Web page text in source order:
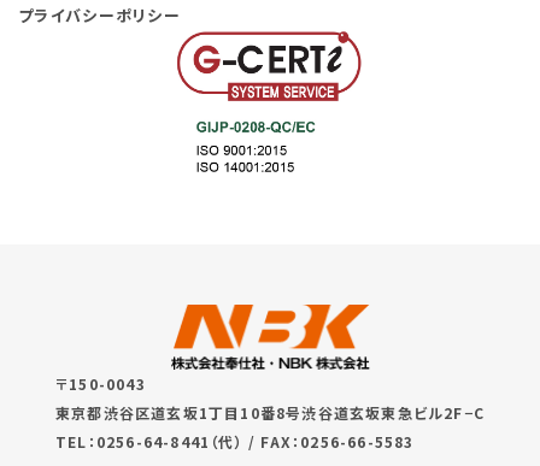
プライバシーポリシー
〒150-0043
東京都渋谷区道玄坂1丁目10番8号渋谷道玄坂東急ビル2F−C
TEL：0256-64-8441（代） / FAX：0256-66-5583